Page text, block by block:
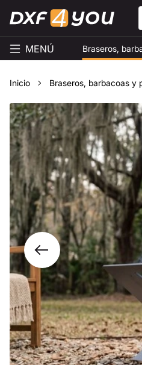
MENÚ Braseros,
Inicio Braseros, barbacoas y